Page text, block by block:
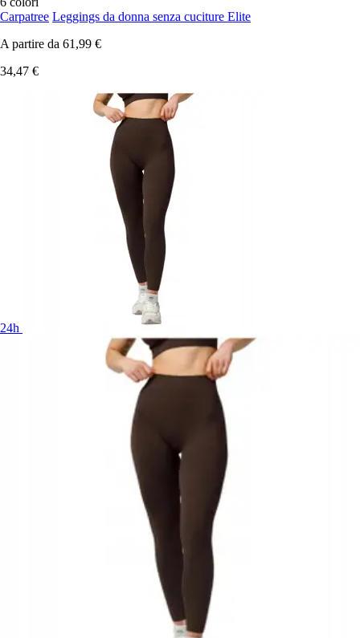
Carpatree Leggings da donna senza cuciture Elite
A partire da 61,99 €
34,47 €
24h